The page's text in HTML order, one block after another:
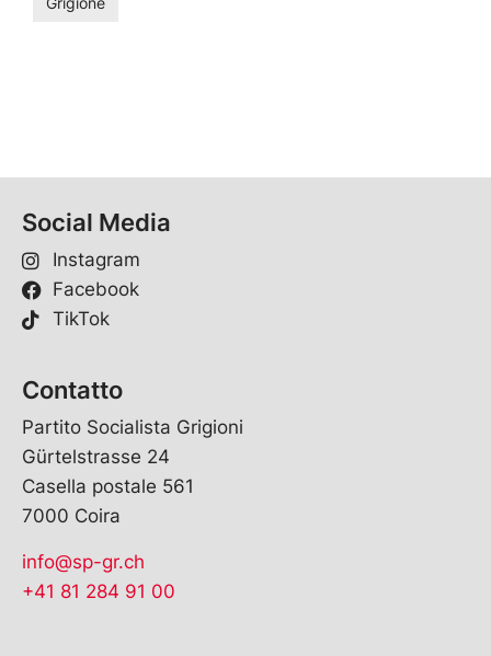
Social Media
Instagram
Facebook
TikTok
Contatto
Partito Socialista Grigioni
Gürtelstrasse 24
Casella postale 561
7000 Coira
info@sp-gr.ch
+41 81 284 91 00